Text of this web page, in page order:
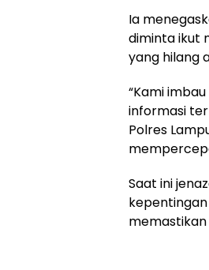
Ia
diminta ikut
yang hilang
“Kami
informasi
Polres
Saat ini